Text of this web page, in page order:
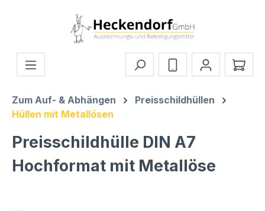
Zum Hauptinhalt springen
Zum Auf- & Abhängen
Preisschildhüllen
Hüllen mit Metallösen
Preisschildhülle DIN A7
Hochformat mit Metallöse